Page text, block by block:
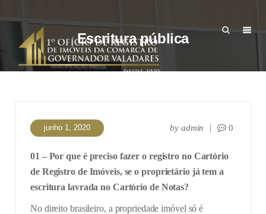
Escritura pública
junho 1, 2020 by admin 0
01 – Por que é preciso fazer o registro no Cartório
de Registro de Imóveis, se o proprietário já tem a
escritura lavrada no Cartório de Notas?
No direito brasileiro, a propriedade imóvel só é